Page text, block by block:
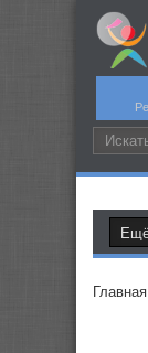
Главная